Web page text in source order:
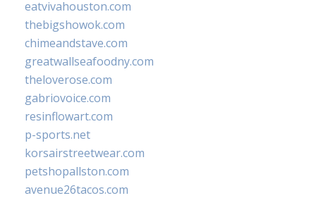
eatvivahouston.com
thebigshowok.com
chimeandstave.com
greatwallseafoodny.com
theloverose.com
gabriovoice.com
resinflowart.com
p-sports.net
korsairstreetwear.com
petshopallston.com
avenue26tacos.com